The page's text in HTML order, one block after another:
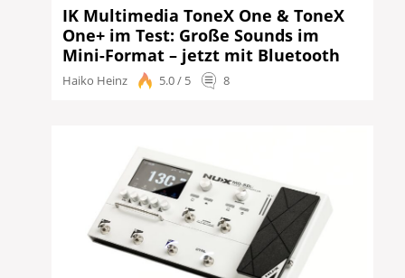
IK Multimedia ToneX One & ToneX
One+ im Test: Große Sounds im
Mini-Format – jetzt mit Bluetooth
Haiko Heinz 5.0 / 5 8